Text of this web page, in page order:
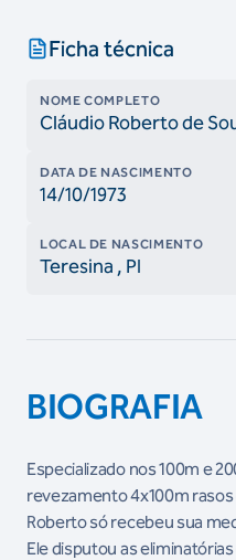
Ficha técnica
NOME COMPLETO
Cláudio Roberto de
DATA DE NASCIMENTO
14/10/1973
LOCAL DE NASCIMENTO
Teresina , PI
BIOGRAFIA
Especializado nos 100m e
revezamento 4x100m rasos
Roberto só recebeu sua
Ele disputou as